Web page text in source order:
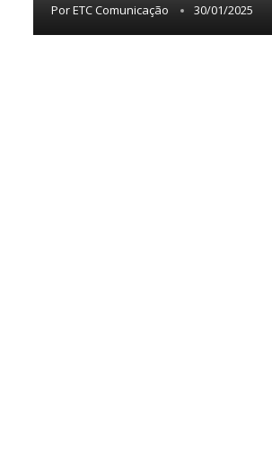
PorETC Comunicação 30/01/2025